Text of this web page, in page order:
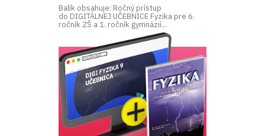
Balík obsahuje: Ročný prístup
do DIGITÁLNEJ UČEBNICE Fyzika pre 6.
ročník ZŠ a 1. ročník gymnázií...